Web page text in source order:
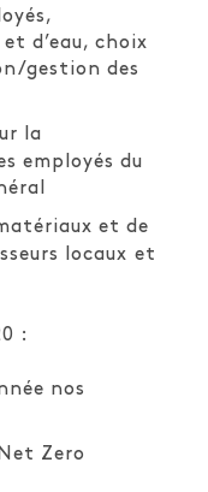
d’eau, choix
gestion des
la
employés du
et de
locaux et
:
nos
Zero